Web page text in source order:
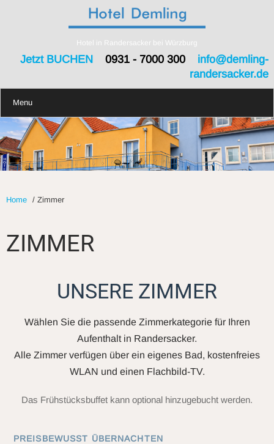
Hotel in Randersacker bei Würzburg
Jetzt BUCHEN0931 - 7000 300 info@demling-
randersacker.de
Menu
Home / Zimmer
ZIMMER
UNSERE ZIMMER
Wählen Sie die passende Zimmerkategorie für Ihren
Aufenthalt in Randersacker.
Alle Zimmer verfügen über ein eigenes Bad, kostenfreies
WLAN und einen Flachbild-TV.
Das Frühstücksbuffet kann optional hinzugebucht werden.
PREISBEWUSST ÜBERNACHTEN